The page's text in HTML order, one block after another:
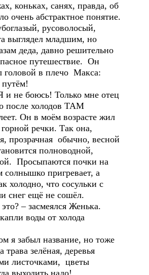
коньках, санях, правда, об
очень абстрактное понятие.
русоволосый,
выглядел младшим, но
деда, давно решительно
путешествие. Он
головой в плечо Макса:
и не боюсь! Только мне отец
после холодов ТАМ
Он в моём возрасте жил
речки. Так она,
прозрачная обычно, весной
полноводной,
Просыпаются почки на
солнышко пригревает, а
холодно, что сосульки с
снег ещё не сошёл.
– засмеялся Женька.
воды от холода
я забыл название, но тоже
трава зелёная, деревья
листочками, цветы
выходить надо!